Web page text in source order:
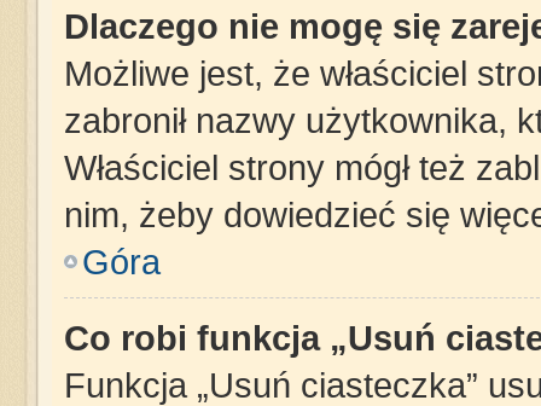
Dlaczego nie mogę się
Możliwe jest, że właściciel
zabronił nazwy użytkownika,
Właściciel strony mógł też
nim, żeby dowiedzieć się
Góra
Co robi funkcja „Usuń
Funkcja „Usuń ciasteczka”